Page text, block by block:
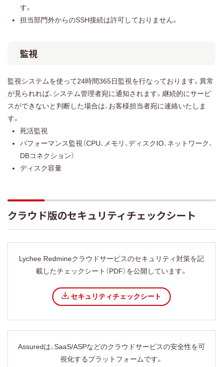
す。
担当部門外からのSSH接続は許可しておりません。
監視
監視システムを使って24時間365日監視を行なっております。異常
が見られれば、システム管理者宛に通知されます。継続的にサービ
スができないと判断した場合は、お客様担当者宛に連絡いたしま
す。
死活監視
パフォーマンス監視（CPU、メモリ、ディスクIO、ネットワーク、
DBコネクション）
ディスク容量
クラウド版のセキュリティチェックシート
Lychee Redmineクラウドサービスのセキュリティ対策を記
載したチェックシート（PDF）を公開しています。
セキュリティチェックシート
Assuredは、SaaS/ASPなどのクラウドサービスの安全性を可
視化するプラットフォームです。